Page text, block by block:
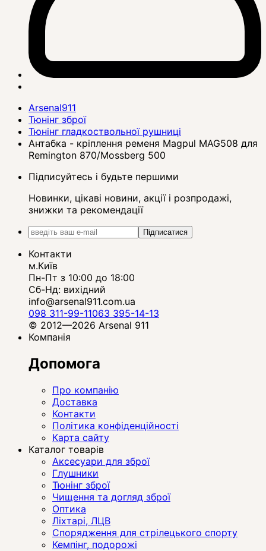
Arsenal911
Тюнінг зброї
Тюнінг гладкоствольної рушниці
Антабка - кріплення ременя Magpul MAG508 для
Remington 870/Mossberg 500
Підписуйтесь і будьте першими
Новинки, цікаві новини, акції і розпродажі,
знижки та рекомендації
Підписатися
Контакти
м.Київ
Пн-Пт з 10:00 до 18:00
Сб-Нд: вихідний
info@arsenal911.com.ua
098 311-99-11063 395-14-13
© 2012—2026 Arsenal 911
Компанія
Допомога
Про компанію
Доставка
Контакти
Політика конфіденційності
Карта сайту
Каталог товарів
Аксесуари для зброї
Глушники
Тюнінг зброї
Чищення та догляд зброї
Оптика
Ліхтарі, ЛЦВ
Спорядження для стрілецького спорту
Кемпінг, подорожі